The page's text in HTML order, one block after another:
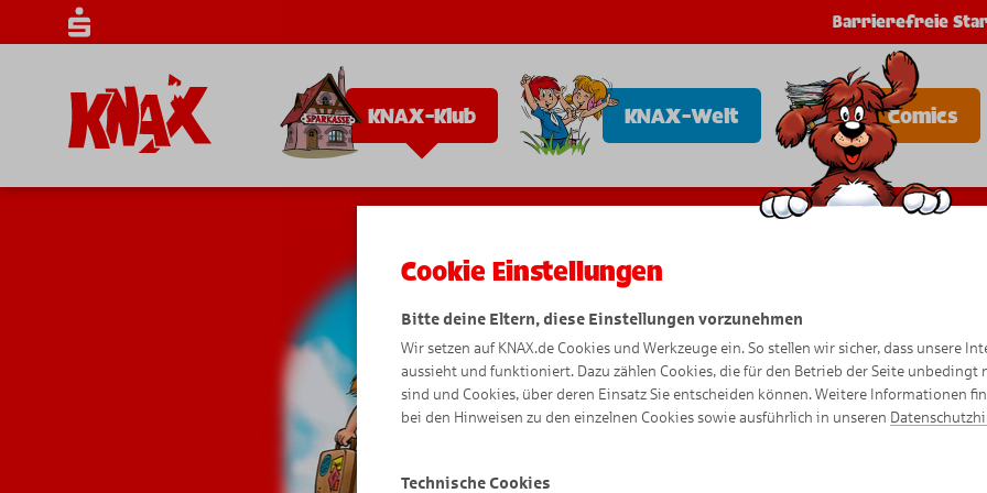
Barrierefreie
KNAX-Klub KNAX-Welt Comics
Cookie Einstellungen
Bitte deine Eltern, diese Einstellungen vorzunehmen
Wir setzen auf KNAX.de Cookies und Werkzeuge ein. So stellen wir sicher, dass unsere
aussieht und funktioniert. Dazu zählen Cookies, die für den Betrieb der Seite unbedingt
sind und Cookies, über deren Einsatz Sie entscheiden können. Weitere Informationen
bei den Hinweisen zu den einzelnen Cookies sowie ausführlich in unseren
Technische Cookies